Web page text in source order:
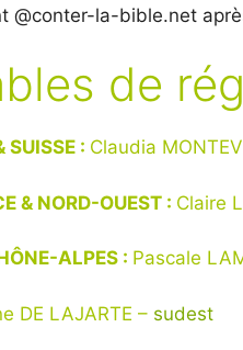
@conter-la-bible.net
de
SUISSE : Claudia
& NORD-OUEST : Claire
ALPES : Pascale
DE LAJARTE – sudest